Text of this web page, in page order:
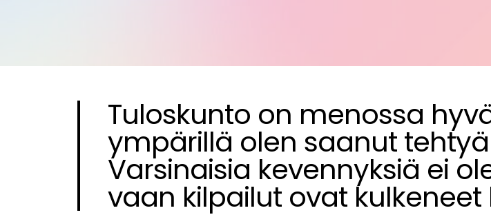
Tuloskunto on menossa
ympärillä olen saanut
Varsinaisia kevennyksiä ei
vaan kilpailut ovat